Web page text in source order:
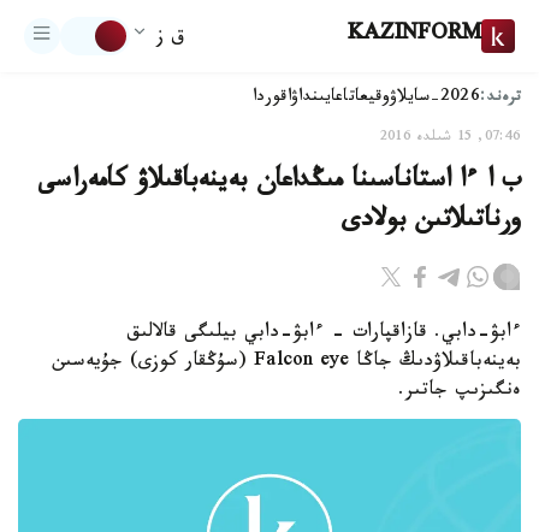
KAZINFORM ق ز
ترەند:2026-سايلاۋ وقيعاتاعايىنداۋاقوردا
07:46, 15 شىلدە 2016
ب ا ءا استاناسىنا مىڭداعان بەينەباقىلاۋ كامەراسى
ورناتىلاتىن بولادى
ءابۋ-دابي. قازاقپارات - ءابۋ-دابي بيلىگى قالالىق
بەينەباقىلاۋدىڭ جاڭا Falcon eye (سۇڭقار كوزى) جۇيەسىن
ەنگىزىپ جاتىر.